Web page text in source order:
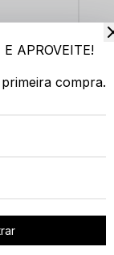
APROVEITE!
compra.